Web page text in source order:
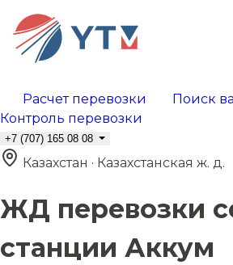
Расчет перевозки
Поиск
Контроль перевозки
+7 (707) 165 08 08
Казахстан · Казахстанская ж. д.
ЖД перевозки
станции Аккум